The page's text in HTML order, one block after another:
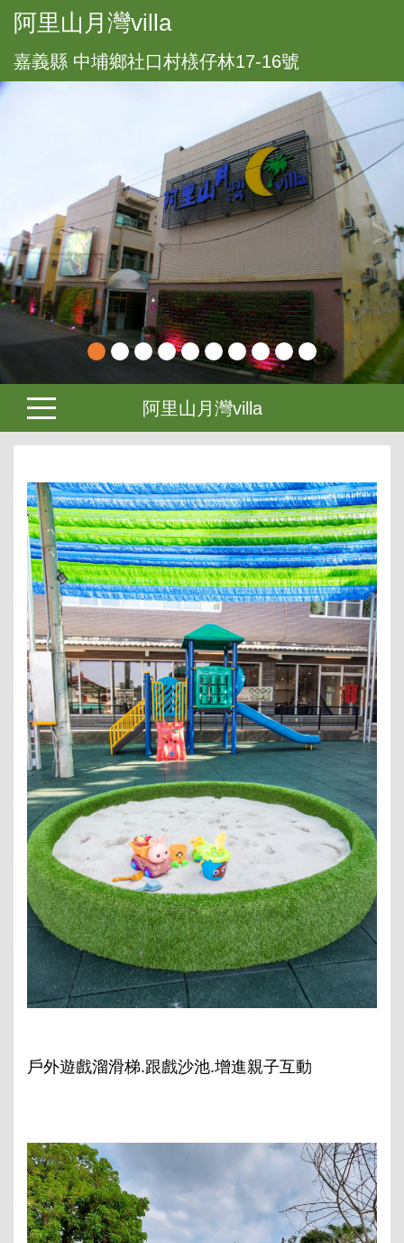
阿里山月灣villa
嘉義縣 中埔鄉社口村檨仔林17-16號
阿里山月灣villa
戶外遊戲溜滑梯.跟戲沙池.增進親子互動